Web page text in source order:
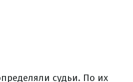
судьи. По их